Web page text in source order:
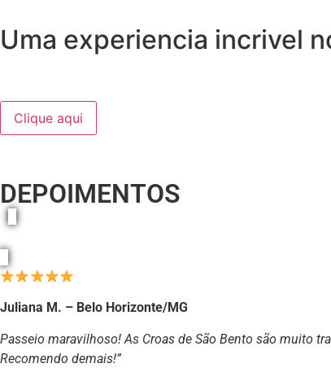
Uma experiencia incrivel
Clique aqui
DEPOIMENTOS
Juliana M. – Belo Horizonte/MG
Passeio maravilhoso! As Croas de São Bento são muito
Recomendo demais!”